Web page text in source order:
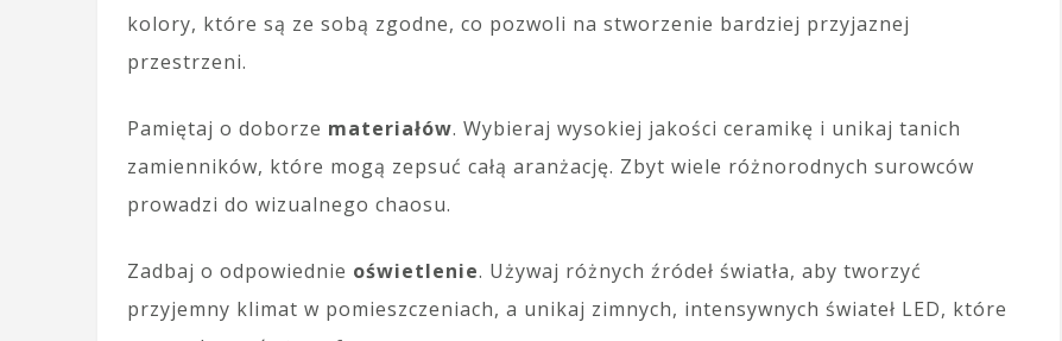
kolory, które są ze sobą zgodne, co pozwoli na stworzenie bardziej przyjaznej
przestrzeni.
Pamiętaj o doborze materiałów. Wybieraj wysokiej jakości ceramikę i unikaj tanich
zamienników, które mogą zepsuć całą aranżację. Zbyt wiele różnorodnych surowców
prowadzi do wizualnego chaosu.
Zadbaj o odpowiednie oświetlenie. Używaj różnych źródeł światła, aby tworzyć
przyjemny klimat w pomieszczeniach, a unikaj zimnych, intensywnych świateł LED, które